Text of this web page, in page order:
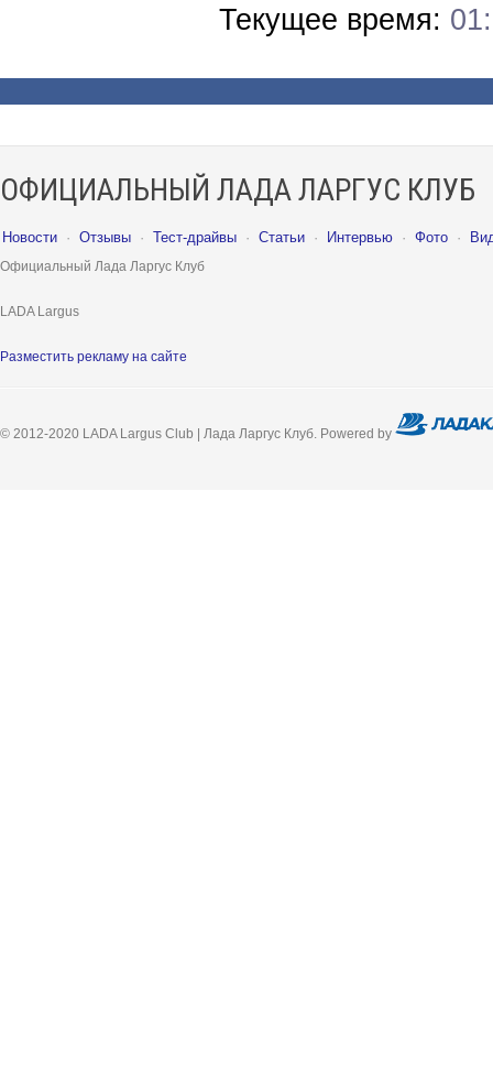
Текущее время:
ОФИЦИАЛЬНЫЙ ЛАДА ЛАРГУС КЛУБ
Новости · Отзывы · Тест-драйвы · Статьи · Интервью · Фото ·
Официальный Лада Ларгус Клуб
LADA Largus
Разместить рекламу на сайте
© 2012-2020 LADA Largus Club | Лада Ларгус Клуб. Powered by